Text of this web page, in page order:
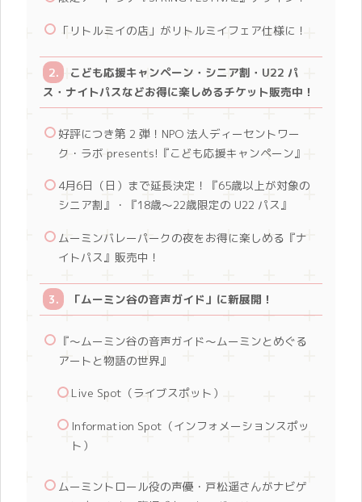
「リトルミイの店」がリトルミイフェア仕様に！
こども応援キャンペーン・シニア割・U22 パ
ス・ナイトパスなどお得に楽しめるチケット販売中！
好評につき第 2 弾！NPO 法人ディーセントワー
ク・ラボ presents!『こども応援キャンペーン』
4月6日（日）まで延長決定！『65歳以上が対象の
シニア割』・『18歳～22歳限定の U22 パス』
ムーミンバレーパークの夜をお得に楽しめる『ナ
イトパス』販売中！
「ムーミン谷の音声ガイド」に新展開！
『～ムーミン谷の音声ガイド～ムーミンとめぐる
アートと物語の世界』
Live Spot（ライブスポット）
Information Spot（インフォメーションスポッ
ト）
ムーミントロール役の声優・戸松遥さんがナビゲ